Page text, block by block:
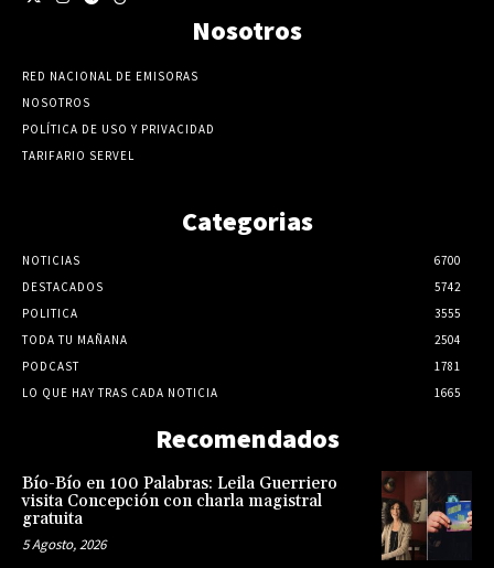
Nosotros
RED NACIONAL DE EMISORAS
NOSOTROS
POLÍTICA DE USO Y PRIVACIDAD
TARIFARIO SERVEL
Categorias
NOTICIAS
6700
DESTACADOS
5742
POLITICA
3555
TODA TU MAÑANA
2504
PODCAST
1781
LO QUE HAY TRAS CADA NOTICIA
1665
Recomendados
Bío-Bío en 100 Palabras: Leila Guerriero
visita Concepción con charla magistral
gratuita
5 Agosto, 2026